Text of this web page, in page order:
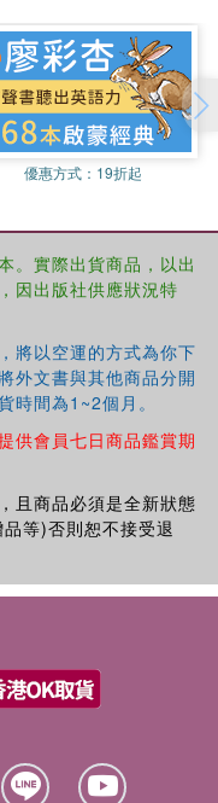
優惠方式： 19折起
。實際出貨商品，以出
因出版社供應狀況特
將以空運的方式為你下
外文書與其他商品分開
時間為1~2個月。
供會員七日商品鑑賞期
且商品必須是全新狀態
等)否則恕不接受退